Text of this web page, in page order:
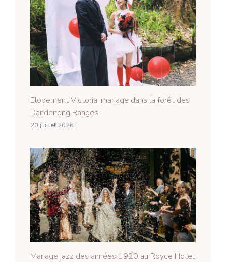
Elopement Victoria, mariage dans la forêt des
Dandenong Ranges
20 juillet 2026
Mariage jazz des années 1920 au Royce Hotel,